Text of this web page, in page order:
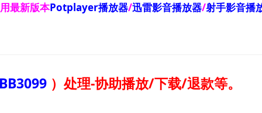
最新版本Potplayer播放器/迅雷影音播放器/射手影音播
） 处理-协助播放/下载/退款等。